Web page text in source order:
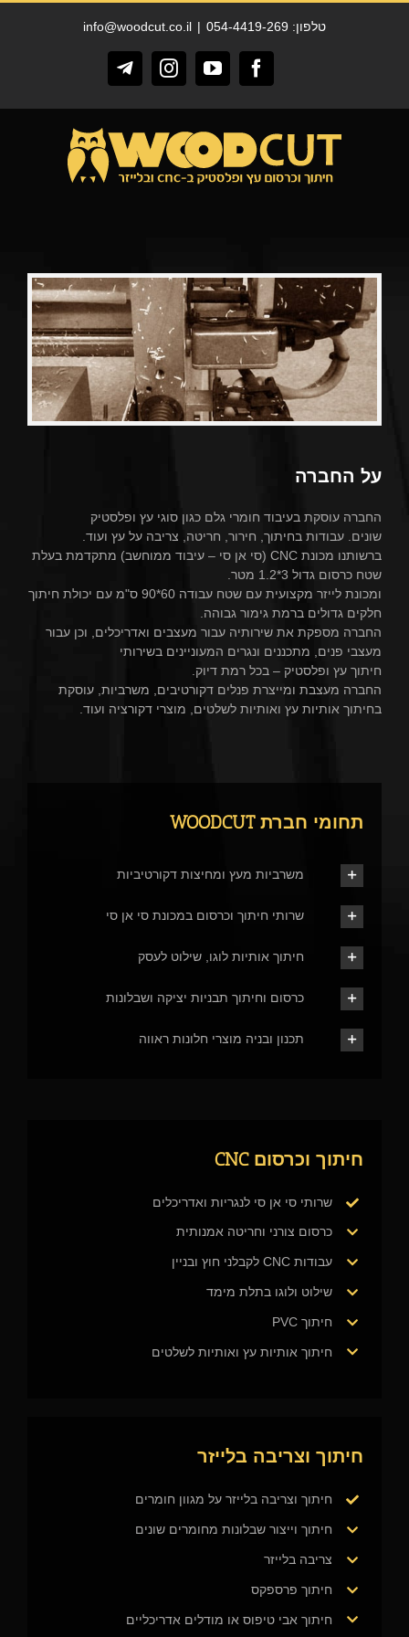
טלפון: 054-4419-269 |
info@woodcut.co.il
Facebook
YouTube
Instagram
Telegram
על החברה
החברה עוסקת בעיבוד חומרי גלם כגון סוגי עץ ופלסטיק
שונים. עבודות בחיתוך, חירור, חריטה, צריבה על עץ ועוד.
ברשותנו מכונת CNC (סי אן סי – עיבוד ממוחשב) מתקדמת בעלת
שטח כרסום גדול 3*1.2 מטר.
ומכונת לייזר מקצועית עם שטח עבודה 60*90 ס"מ עם יכולת חיתוך
חלקים גדולים ברמת גימור גבוהה.
החברה מספקת את שירותיה עבור מעצבים ואדריכלים, וכן עבור
מעצבי פנים, מתכננים ונגרים המעוניינים בשירותי
חיתוך עץ ופלסטיק – בכל רמת דיוק.
החברה מעצבת ומייצרת פנלים דקורטיבים, משרביות, עוסקת
בחיתוך אותיות עץ ואותיות לשלטים, מוצרי דקורציה ועוד.
תחומי חברת WOODCUT
משרביות מעץ ומחיצות דקורטיביות
שרותי חיתוך וכרסום במכונת סי אן סי
חיתוך אותיות לוגו, שילוט לעסק
כרסום וחיתוך תבניות יציקה ושבלונות
תכנון ובניה מוצרי חלונות ראווה
חיתוך וכרסום CNC
שרותי סי אן סי לנגריות ואדריכלים
כרסום צורני וחריטה אמנותית
עבודות CNC לקבלני חוץ ובניין
שילוט ולוגו בתלת מימד
חיתוך PVC
חיתוך אותיות עץ ואותיות לשלטים
חיתוך וצריבה בלייזר
חיתוך וצריבה בלייזר על מגוון חומרים
חיתוך וייצור שבלונות מחומרים שונים
צריבה בלייזר
חיתוך פרספקס
חיתוך אבי טיפוס או מודלים אדריכליים